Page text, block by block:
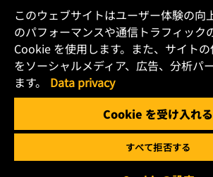
キャリア
データプライバシー
リーガルノーティス
Instagram
YouTube
横浜市港北区新横浜2-15-10 YS新横浜ビ
Email: info.jp@mann-hummel.com
このウェブサイトはユーザー体験の向
のパフォーマンスや通信トラフィック
Cookie を使用します。また、サイト
をソーシャルメディア、広告、分析パ
ます。
Data privacy
Cookie を受け入れる
すべて拒否する